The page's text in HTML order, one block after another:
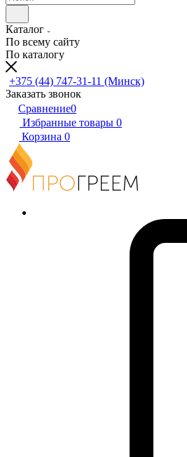
Каталог
По всему сайту
По каталогу
+375 (44) 747-31-11 (Минск)
Заказать звонок
Сравнение0
Избранные товары 0
Корзина 0